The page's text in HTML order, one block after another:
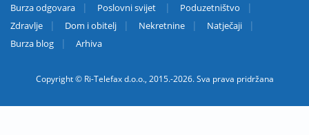
Burza odgovara Poslovni svijet
Poduzetništvo
Zdravlje
Dom i obitelj Nekretnine
Natječaji
Burza blog
Arhiva
Copyright © Ri-Telefax d.o.o., 2015.-2026. Sva prava pridržana